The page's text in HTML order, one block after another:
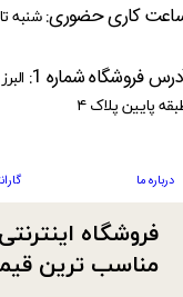
فروشگاه
مناسب ترین
کاری حضوری: شنبه تا پنج
درباره ما
فروشگاه شماره 1:
پایین پلاک ۴